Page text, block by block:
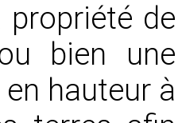
de
bien une
hauteur à